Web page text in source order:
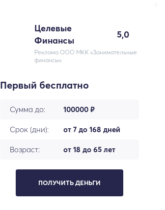
Целевые
Финансы
5,0
Реклама ООО МКК «Занимательные
финансы»
Первый бесплатно
Сумма до: 100000 ₽
Срок (дни): от 7 до 168 дней
Возраст: от 18 до 65 лет
ПОЛУЧИТЬ ДЕНЬГИ